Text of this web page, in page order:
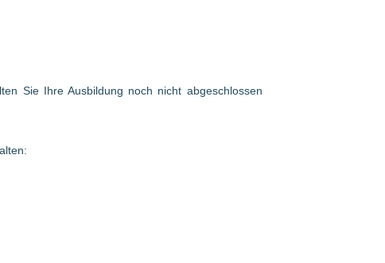
Sie Ihre Ausbildung noch nicht abgeschlossen